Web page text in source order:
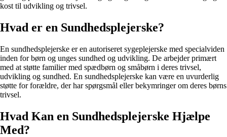
kost til udvikling og trivsel.
Hvad er en Sundhedsplejerske?
En sundhedsplejerske er en autoriseret sygeplejerske med specialviden
inden for børn og unges sundhed og udvikling. De arbejder primært
med at støtte familier med spædbørn og småbørn i deres trivsel,
udvikling og sundhed. En sundhedsplejerske kan være en uvurderlig
støtte for forældre, der har spørgsmål eller bekymringer om deres børns
trivsel.
Hvad Kan en Sundhedsplejerske Hjælpe
Med?